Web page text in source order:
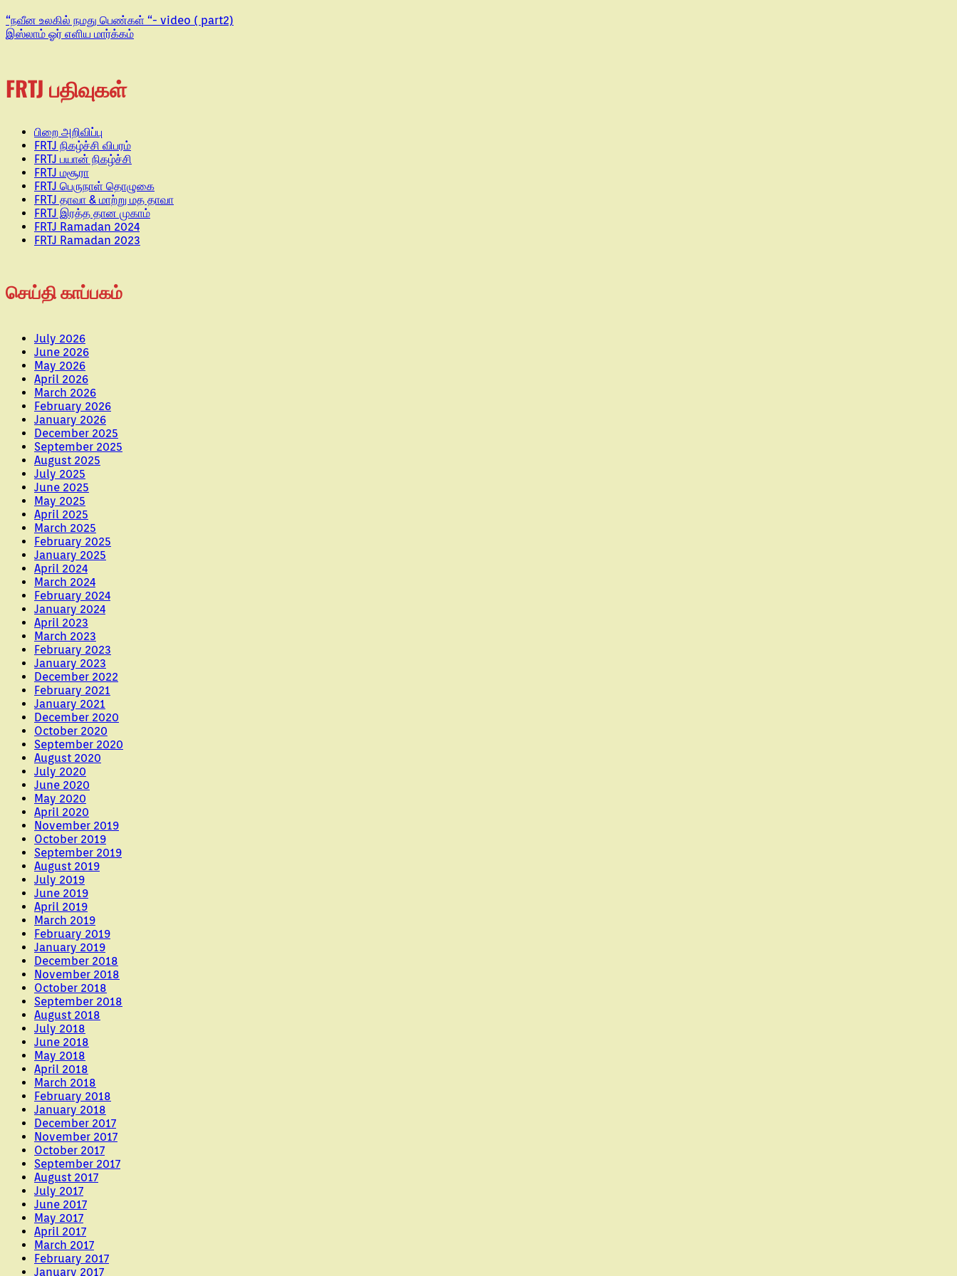
“நவீன உலகில் நமது பெண்கள் “- video ( part2)
இஸ்லாம் ஓர் எளிய மார்க்கம்
FRTJ பதிவுகள்
பிறை அறிவிப்பு
FRTJ நிகழ்ச்சி விபரம்
FRTJ பயான் நிகழ்ச்சி
FRTJ மசூரா
FRTJ பெருநாள் தொழுகை
FRTJ தாவா & மாற்று மத தாவா
FRTJ இரத்த தான முகாம்
FRTJ Ramadan 2024
FRTJ Ramadan 2023
செய்தி காப்பகம்
July 2026
June 2026
May 2026
April 2026
March 2026
February 2026
January 2026
December 2025
September 2025
August 2025
July 2025
June 2025
May 2025
April 2025
March 2025
February 2025
January 2025
April 2024
March 2024
February 2024
January 2024
April 2023
March 2023
February 2023
January 2023
December 2022
February 2021
January 2021
December 2020
October 2020
September 2020
August 2020
July 2020
June 2020
May 2020
April 2020
November 2019
October 2019
September 2019
August 2019
July 2019
June 2019
April 2019
March 2019
February 2019
January 2019
December 2018
November 2018
October 2018
September 2018
August 2018
July 2018
June 2018
May 2018
April 2018
March 2018
February 2018
January 2018
December 2017
November 2017
October 2017
September 2017
August 2017
July 2017
June 2017
May 2017
April 2017
March 2017
February 2017
January 2017